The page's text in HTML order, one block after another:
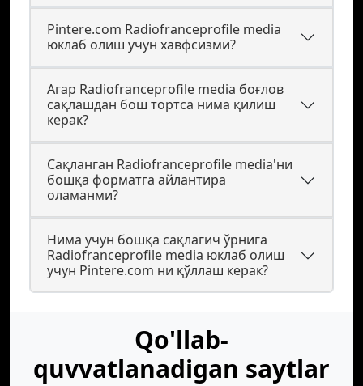
Pintere.com Radiofranceprofile media
юклаб олиш учун хавфсизми?
Агар Radiofranceprofile media боғлов
сақлашдан бош тортса нима қилиш
керак?
Сақланган Radiofranceprofile media'ни
бошқа форматга айлантира
оламанми?
Нима учун бошқа сақлагич ўрнига
Radiofranceprofile media юклаб олиш
учун Pintere.com ни қўллаш керак?
Qo'llab-
quvvatlanadigan saytlar